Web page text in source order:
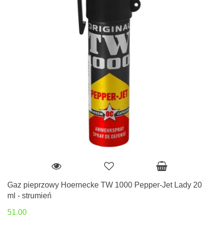
Gaz pieprzowy Hoernecke TW 1000 Pepper-Jet Lady 20
ml - strumień
51.00